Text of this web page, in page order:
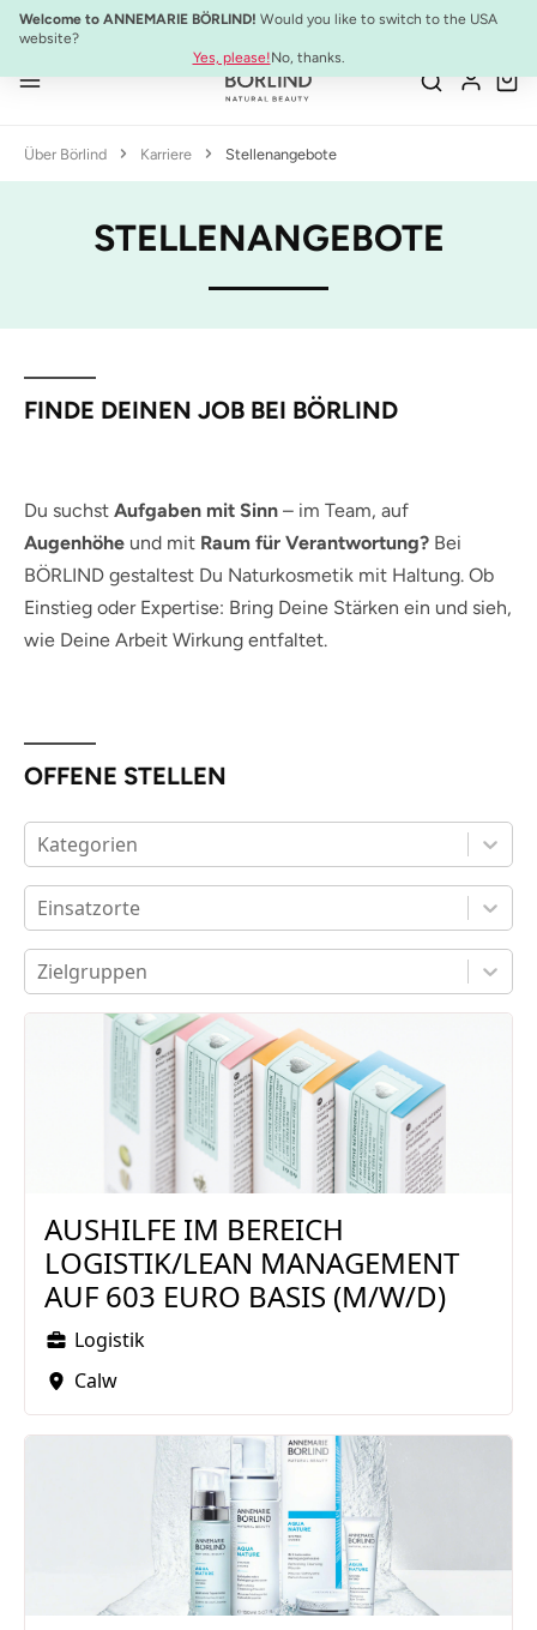
Zum Hauptinhalt springen
Welcome to ANNEMARIE BÖRLIND! Would you like to switch to the USA
website?
Yes, please!No, thanks.
10% Preisvorteil:Anti-Aging Sommer-Set
Über Börlind Karriere Stellenangebote
STELLENANGEBOTE
FINDE DEINEN JOB BEI BÖRLIND
Du suchst Aufgaben mit Sinn – im Team, auf
Augenhöhe und mit Raum für Verantwortung? Bei
BÖRLIND gestaltest Du Naturkosmetik mit Haltung. Ob
Einstieg oder Expertise: Bring Deine Stärken ein und sieh,
wie Deine Arbeit Wirkung entfaltet.
OFFENE STELLEN
Kategorien
Einsatzorte
Zielgruppen
4 job offers found
AUSHILFE IM BEREICH
LOGISTIK/LEAN MANAGEMENT
AUF 603 EURO BASIS (M/W/D)
Logistik
Calw